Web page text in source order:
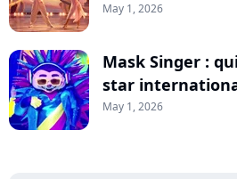
May 1, 2026
Mask Singer :
star
May 1, 2026